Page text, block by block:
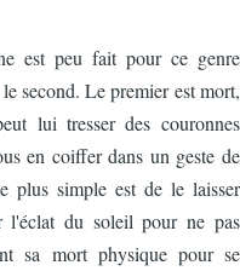
est peu fait pour ce genre
second. Le premier est mort,
lui tresser des couronnes
en coiffer dans un geste de
simple est de le laisser
l'éclat du soleil pour ne pas
sa mort physique pour se